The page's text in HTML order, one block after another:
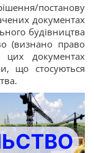
постанову
документах
будівництва
(визнано право
цих документах
що стосуються